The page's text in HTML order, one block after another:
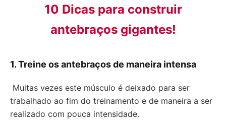
10 Dicas para construir
antebraços gigantes!
1. Treine os antebraços de maneira intensa
Muitas vezes este músculo é deixado para ser
trabalhado ao fim do treinamento e de maneira a ser
realizado com pouca intensidade.